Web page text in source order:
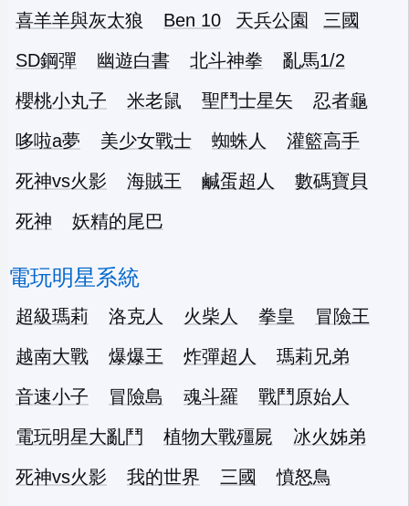
喜羊羊與灰太狼
Ben 10 天兵公園
三國
SD鋼彈
幽遊白書 北斗神拳
亂馬1/2
櫻桃小丸子
米老鼠 聖鬥士星矢
忍者龜
哆啦a夢
美少女戰士 蜘蛛人
灌籃高手
死神vs火影
海賊王 鹹蛋超人
數碼寶貝
死神
妖精的尾巴
電玩明星系統
超級瑪莉 洛克人 火柴人 拳皇
冒險王
越南大戰
爆爆王 炸彈超人
瑪莉兄弟
音速小子
冒險島 魂斗羅
戰鬥原始人
電玩明星大亂鬥
植物大戰殭屍
冰火姊弟
死神vs火影
我的世界 三國
憤怒鳥